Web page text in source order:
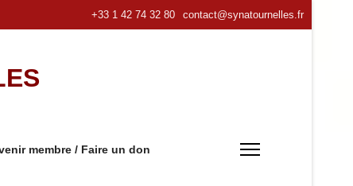
+33 1 42 74 32 80 contact@synatournelles.fr
membre / Faire un don